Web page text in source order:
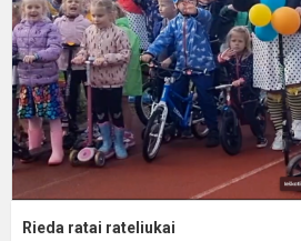
Rieda ratai rateliukai